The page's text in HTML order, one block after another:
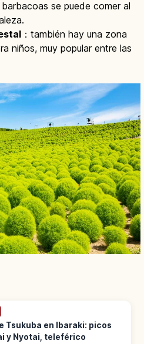
barbacoas se puede comer al
：también hay una zona
niños, muy popular entre las
Tsukuba en Ibaraki: picos
y Nyotai, teleférico